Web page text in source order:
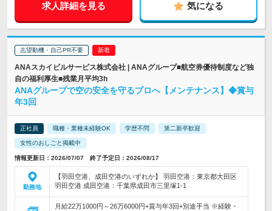
求人詳細を見る 気になる
志望動機・自己PR不要
ANAスカイビルサービス株式会社 | ANAグループ■航空券優待制度など独
自の福利厚生■残業月平均3h
ANAグループで空の安全を守るプロへ【メンテナンス】◆賞与
年3回
正社員 職種・業種未経験OK 学歴不問 第二新卒歓迎
女性のおしごと掲載中
情報更新日：2026/07/07 終了予定日：2026/08/17
勤務地
【羽田空港、成田空港のいずれか】 羽田空港：東京都大田区
羽田空港 成田空港：千葉県成田市三里塚1-1
月給22万1000円～26万6000円+賞与年3回+別途手当 ※経験・